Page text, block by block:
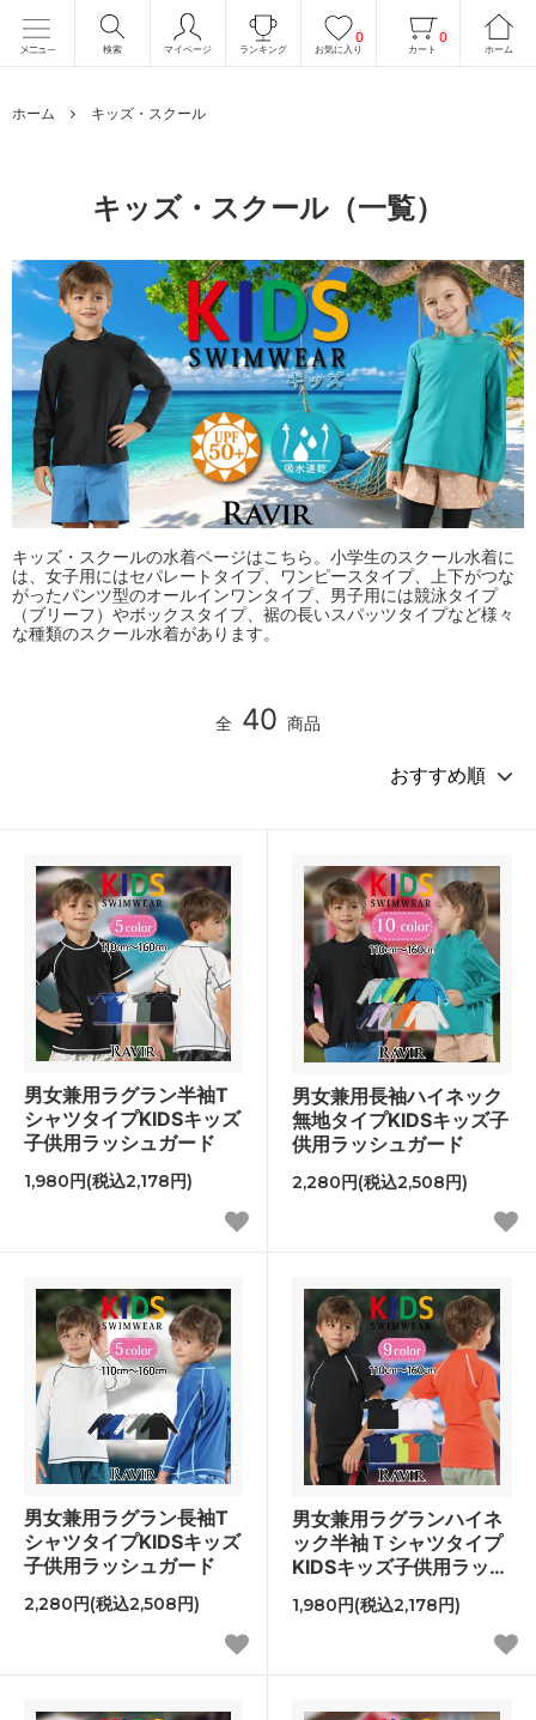
検索 マイページ ランキング
0
お気に入り
0
カート ホーム
ホーム キッズ・スクール
キッズ・スクール（一覧）
キッズ・スクールの水着ページはこちら。小学生のスクール水着に
は、女子用にはセパレートタイプ、ワンピースタイプ、上下がつな
がったパンツ型のオールインワンタイプ、男子用には競泳タイプ
（ブリーフ）やボックスタイプ、裾の長いスパッツタイプなど様々
な種類のスクール水着があります。
全 40 商品
男女兼用ラグラン半袖T
シャツタイプKIDSキッズ
子供用ラッシュガード
1,980円(税込2,178円)
男女兼用長袖ハイネック
無地タイプKIDSキッズ子
供用ラッシュガード
2,280円(税込2,508円)
男女兼用ラグラン長袖T
シャツタイプKIDSキッズ
子供用ラッシュガード
2,280円(税込2,508円)
男女兼用ラグランハイネ
ック半袖Ｔシャツタイプ
KIDSキッズ子供用ラッシ
1,980円(税込2,178円)